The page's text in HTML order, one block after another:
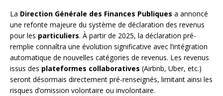
La Direction Générale des Finances Publiques a annoncé
une refonte majeure du système de déclaration des revenus
pour les particuliers. À partir de 2025, la déclaration pré-
remplie connaîtra une évolution significative avec l’intégration
automatique de nouvelles catégories de revenus. Les revenus
issus des plateformes collaboratives (Airbnb, Uber, etc.)
seront désormais directement pré-renseignés, limitant ainsi les
risques d’omission volontaire ou involontaire.